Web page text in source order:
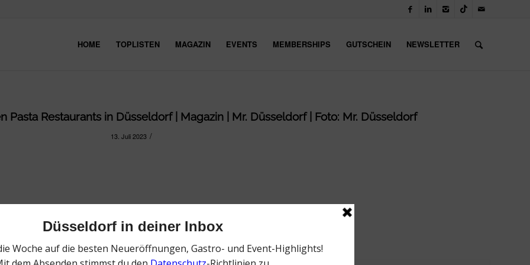
HOME TOPLISTEN MAGAZIN EVENTS MEMBERSHIPS GUTSCHEIN NEWSLETTER
Pasta Restaurants in Düsseldorf | Magazin | Mr. Düsseldorf | Foto: Mr. Düsseldorf
13. Juli 2023 /